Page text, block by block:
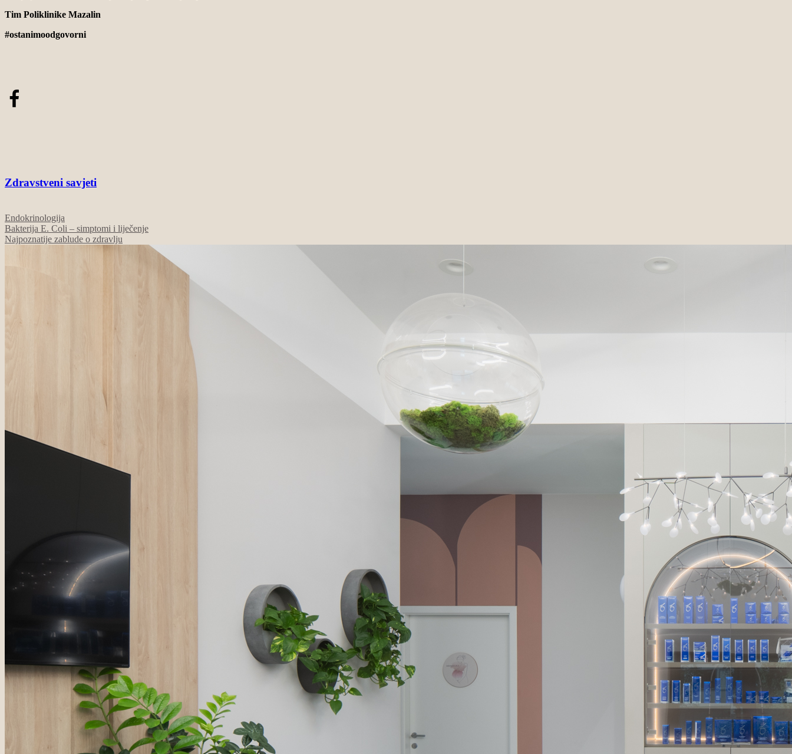
Tim Poliklinike Mazalin
#ostanimoodgovorni
Zdravstveni savjeti
Endokrinologija
Bakterija E. Coli – simptomi i liječenje
Najpoznatije zablude o zdravlju